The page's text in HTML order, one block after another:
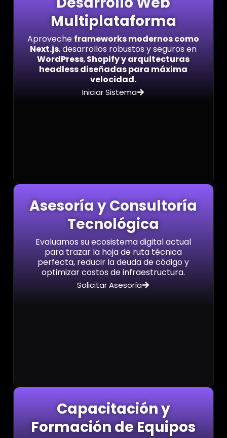
Multiplataforma
Aproveche frameworks modernos como
Next.js, desarrollos robustos y seguros en
WordPress,Shopify y arquitecturas
headless diseñadas para máxima
velocidad.
Iniciar Sistema
Asesoría y Consultoría
Tecnológica
Evaluamos su ecosistema digital actual
para trazar la hoja de ruta técnica
perfecta, reducir la deuda de código y
optimizar costos de infraestructura.
Solicitar Asesoría
Capacitación y
Formación de Equipos